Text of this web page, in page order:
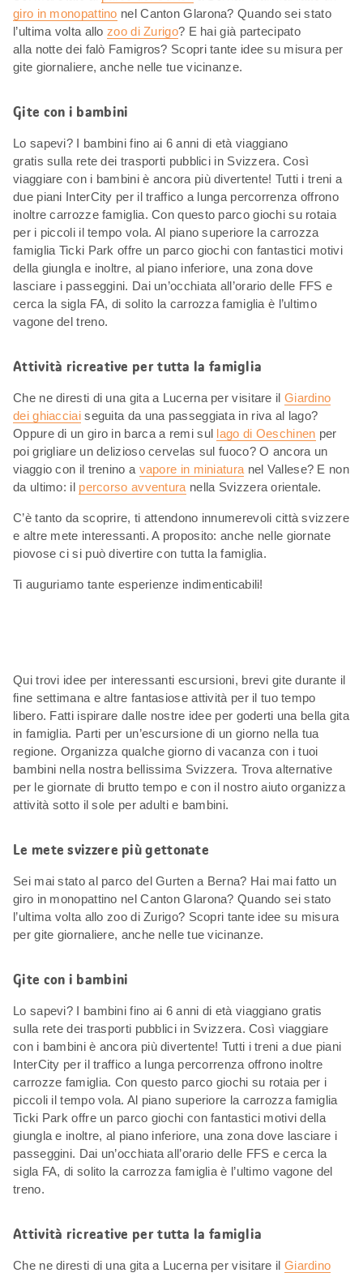
giro in monopattino nel Canton Glarona? Quando sei stato
l’ultima volta allozoo di Zurigo? E hai già partecipato
alla notte dei falò Famigros? Scopri tante idee su misura per
gite giornaliere, anche nelle tue vicinanze.
Gite con i bambini
Lo sapevi? I bambini fino ai 6 anni di età viaggiano
gratis sulla rete dei trasporti pubblici in Svizzera. Così
viaggiare con i bambini è ancora più divertente! Tutti i treni a
due piani InterCity per il traffico a lunga percorrenza offrono
inoltre carrozze famiglia. Con questo parco giochi su rotaia
per i piccoli il tempo vola. Al piano superiore la carrozza
famiglia Ticki Park offre un parco giochi con fantastici motivi
della giungla e inoltre, al piano inferiore, una zona dove
lasciare i passeggini. Dai un’occhiata all’orario delle FFS e
cerca la sigla FA, di solito la carrozza famiglia è l’ultimo
vagone del treno.
Attività ricreative per tutta la famiglia
Che ne diresti di una gita a Lucerna per visitare il Giardino
dei ghiacciaiseguita da una passeggiata in riva al lago?
Oppure di un giro in barca a remi sul lago di Oeschinen per
poi grigliare un delizioso cervelas sul fuoco? O ancora un
viaggio con il trenino a vapore in miniatura nel Vallese? E non
da ultimo: il percorso avventura nella Svizzera orientale.
C’è tanto da scoprire, ti attendono innumerevoli città svizzere
e altre mete interessanti. A proposito: anche nelle giornate
piovose ci si può divertire con tutta la famiglia.
Ti auguriamo tante esperienze indimenticabili!
Qui trovi idee per interessanti escursioni, brevi gite durante il
fine settimana e altre fantasiose attività per il tuo tempo
libero. Fatti ispirare dalle nostre idee per goderti una bella gita
in famiglia. Parti per un’escursione di un giorno nella tua
regione. Organizza qualche giorno di vacanza con i tuoi
bambini nella nostra bellissima Svizzera. Trova alternative
per le giornate di brutto tempo e con il nostro aiuto organizza
attività sotto il sole per adulti e bambini.
Le mete svizzere più gettonate
Sei mai stato al parco del Gurten a Berna? Hai mai fatto un
giro in monopattino nel Canton Glarona? Quando sei stato
l’ultima volta allo zoo di Zurigo? Scopri tante idee su misura
per gite giornaliere, anche nelle tue vicinanze.
Gite con i bambini
Lo sapevi? I bambini fino ai 6 anni di età viaggiano gratis
sulla rete dei trasporti pubblici in Svizzera. Così viaggiare
con i bambini è ancora più divertente! Tutti i treni a due piani
InterCity per il traffico a lunga percorrenza offrono inoltre
carrozze famiglia. Con questo parco giochi su rotaia per i
piccoli il tempo vola. Al piano superiore la carrozza famiglia
Ticki Park offre un parco giochi con fantastici motivi della
giungla e inoltre, al piano inferiore, una zona dove lasciare i
passeggini. Dai un’occhiata all’orario delle FFS e cerca la
sigla FA, di solito la carrozza famiglia è l’ultimo vagone del
treno.
Attività ricreative per tutta la famiglia
Che ne diresti di una gita a Lucerna per visitare il Giardino